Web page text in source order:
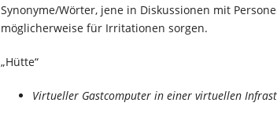
Synonyme/Wörter, jene in Diskussionen mit
möglicherweise für Irritationen sorgen.
„Hütte“
Virtueller Gastcomputer in einer virtuellen